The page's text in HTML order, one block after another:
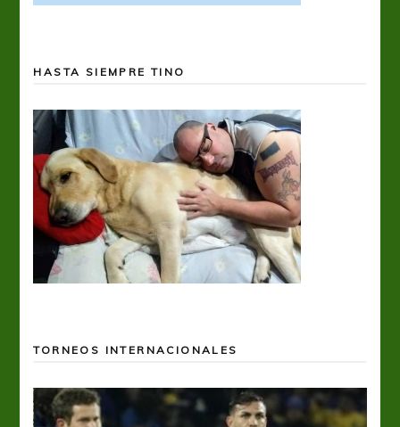
HASTA SIEMPRE TINO
TORNEOS INTERNACIONALES